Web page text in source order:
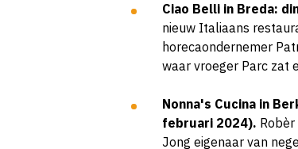
Ciao Belli in Breda:
nieuw Italiaans
horecaondernemer
waar vroeger Parc zat
Nonna's Cucina in
februari 2024).
Jong eigenaar van